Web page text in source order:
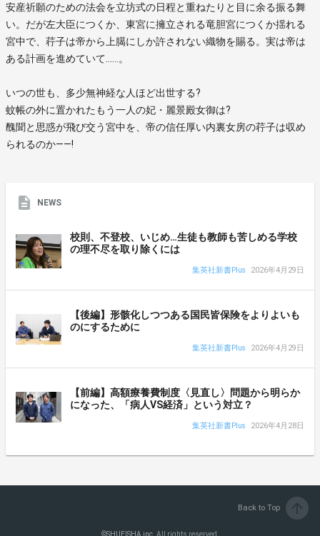
安産祈願のための法会を立坊式の日程と重ねたりと目に余る振る舞
い。だが左大臣につくか、東宮に擁立される竜胆宮につくか揺れる
宮中で、荇子は帝から上臈にしか許されない織物を賜る。実は帝は
ある計画を進めていて……。
いつの世も、多少無神経な人ほど出世する?
蚊帳の外に置かれたもう一人の妃・麗景殿女御は?
醜聞と思惑が飛び交う宮中を、帝の信任厚い内裏女房の荇子は収め
られるのか――!
NEWS
校則、不登校、いじめ…生徒も教師も苦しめる学校
の理不尽を取り除くには
集英社新書Plus 2026年4月29日
【後編】形骸化しつつある国民皆保険をよりよいも
のにするために
集英社新書Plus 2026年4月29日
【前編】高額療養費制度〈見直し〉問題から明らか
になった、「病人VS経済」という対立？
集英社新書Plus 2026年4月28日
Back to Top
©SHUEISHA inc. All rights reserved.